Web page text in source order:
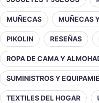
MUÑECAS MUÑECAS
PIKOLIN RESEÑAS
ROPA DE CAMA Y
SUMINISTROS Y
TEXTILES DEL HOGAR